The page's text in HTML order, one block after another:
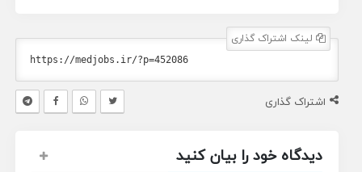
لینک اشتراک گذاری
اشتراک گذاری
دیدگاه خود را بیان کنید